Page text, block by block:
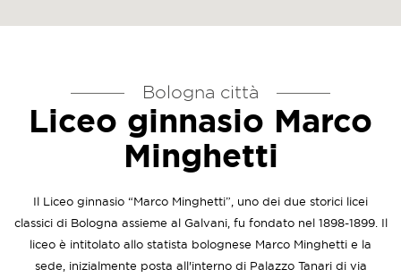
Bologna città
Liceo ginnasio Marco
Minghetti
Il Liceo ginnasio “Marco Minghetti”, uno dei due storici licei
classici di Bologna assieme al Galvani, fu fondato nel 1898-1899. Il
liceo è intitolato allo statista bolognese Marco Minghetti e la
sede, inizialmente posta all'interno di Palazzo Tanari di via